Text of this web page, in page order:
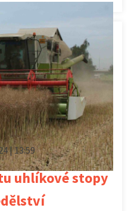
| 13:59
uhlíkové stopy